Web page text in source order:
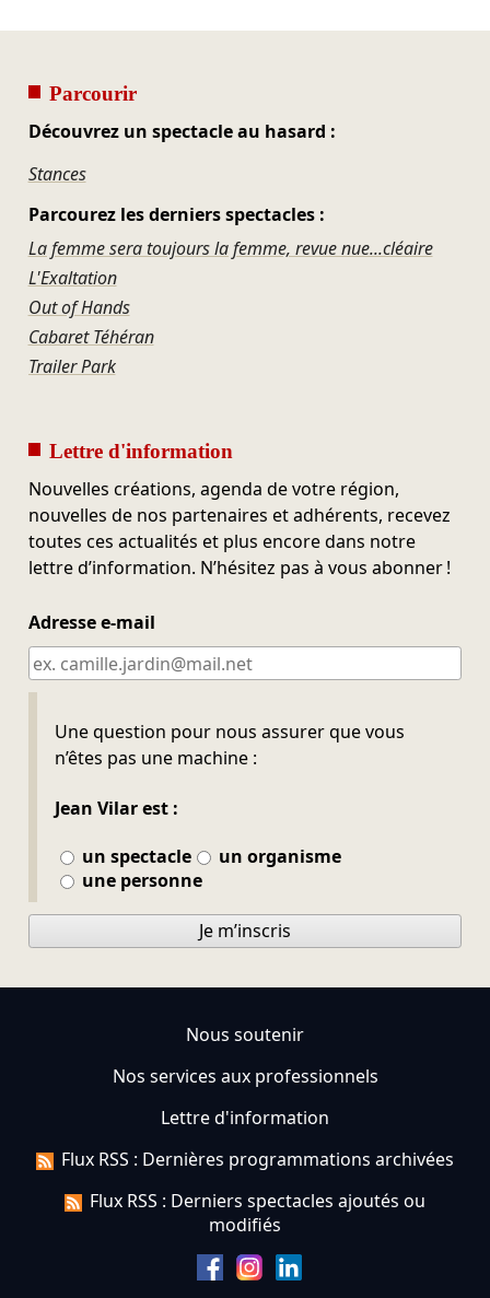
Parcourir
Découvrez un spectacle au hasard :
Stances
Parcourez les derniers spectacles :
La femme sera toujours la femme, revue nue...cléaire
L'Exaltation
Out of Hands
Cabaret Téhéran
Trailer Park
Lettre d'information
Nouvelles créations, agenda de votre région,
nouvelles de nos partenaires et adhérents, recevez
toutes ces actualités et plus encore dans notre
lettre d’information. N’hésitez pas à vous abonner !
Adresse e-mail
Une question pour nous assurer que vous
n’êtes pas une machine :
Jean Vilar est :
un spectacle
un organisme
une personne
Ne pas remplir
Je m’inscris
Nous soutenir
Nos services aux professionnels
Lettre d'information
Flux RSS : Dernières programmations archivées
Flux RSS : Derniers spectacles ajoutés ou
modifiés